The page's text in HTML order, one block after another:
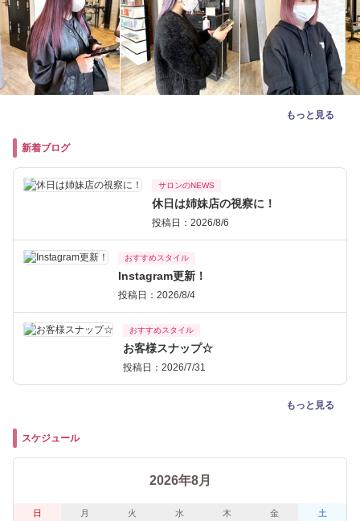
もっと見る
新着ブログ
サロンのNEWS
休日は姉妹店の視察に！
投稿日：2026/8/6
おすすめスタイル
Instagram更新！
投稿日：2026/8/4
おすすめスタイル
お客様スナップ☆
投稿日：2026/7/31
もっと見る
スケジュール
2026年8月
日 月 火 水 木 金 土